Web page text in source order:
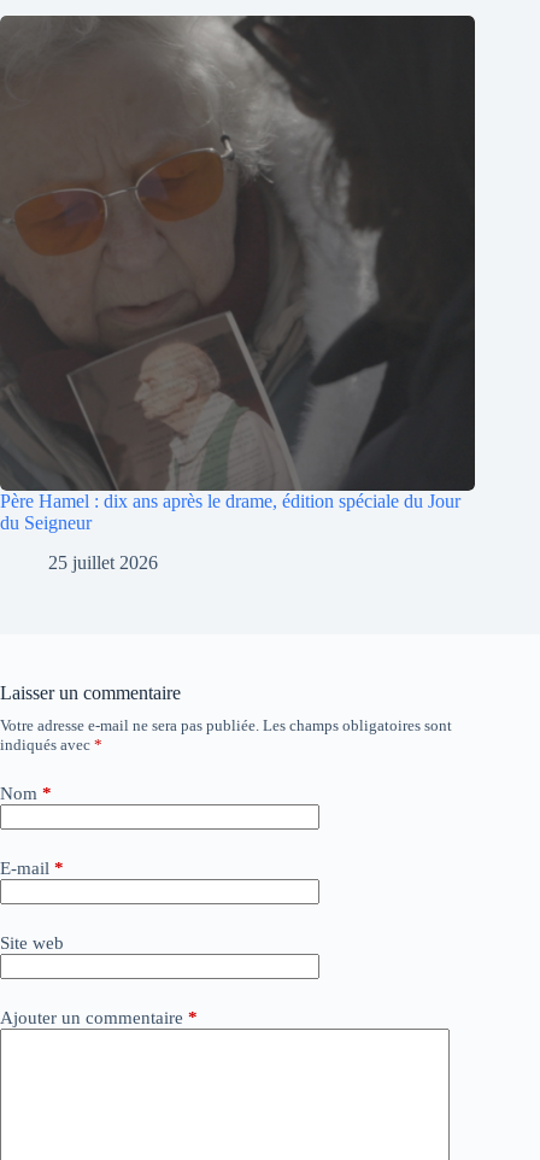
Père Hamel : dix ans après le drame, édition spéciale du Jour
du Seigneur
25 juillet 2026
Laisser un commentaire
Votre adresse e-mail ne sera pas publiée. Les champs obligatoires sont
indiqués avec *
Nom *
E-mail *
Site web
Ajouter un commentaire *
A
l
e
n
t
i
e